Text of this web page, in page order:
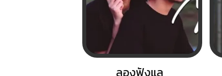
ลองฟังแล